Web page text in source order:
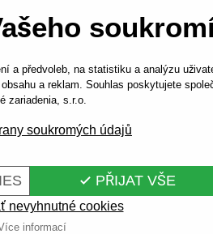
a předvoleb, na statistiku a analýzu
a reklam. Souhlas poskytujete
zariadenia, s.r.o.
soukromých údajů
 PŘIJAT VŠE
nevyhnutné cookies
informací
Kit Thule - 1197
Kód: TH/1197
Sada upínacích úchytek,
nosič Vašeho automobilu.
Celý popis produktu